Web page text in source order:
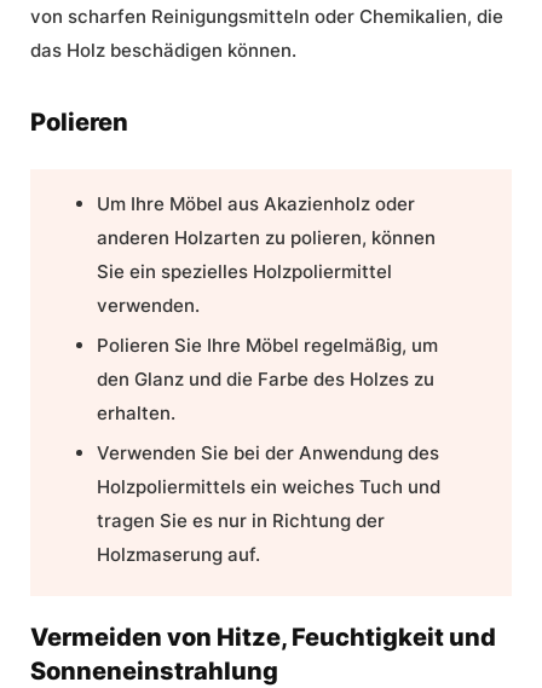
von scharfen Reinigungsmitteln oder Chemikalien, die
das Holz beschädigen können.
Polieren
Um Ihre Möbel aus Akazienholz oder
anderen Holzarten zu polieren, können
Sie ein spezielles Holzpoliermittel
verwenden.
Polieren Sie Ihre Möbel regelmäßig, um
den Glanz und die Farbe des Holzes zu
erhalten.
Verwenden Sie bei der Anwendung des
Holzpoliermittels ein weiches Tuch und
tragen Sie es nur in Richtung der
Holzmaserung auf.
Vermeiden von Hitze, Feuchtigkeit und
Sonneneinstrahlung